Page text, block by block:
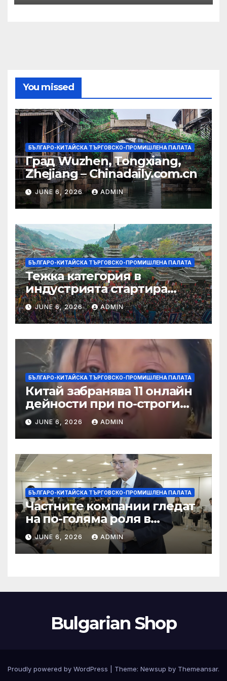
You missed
БЪЛГАРО-КИТАЙСКА ТЪРГОВСКО-ПРОМИШЛЕНА ПАЛАТА
Град Wuzhen, Tongxiang,
Zhejiang – Chinadaily.com.cn
JUNE 6, 2026 ADMIN
БЪЛГАРО-КИТАЙСКА ТЪРГОВСКО-ПРОМИШЛЕНА ПАЛАТА
Тежка категория в
индустрията стартира
алианс за космическа
слънчева енергия
JUNE 6, 2026 ADMIN
БЪЛГАРО-КИТАЙСКА ТЪРГОВСКО-ПРОМИШЛЕНА ПАЛАТА
Китай забранява 11 онлайн
дейности при по-строги
правила за ограничаване на
слуховете и
кибернасилниците
JUNE 6, 2026 ADMIN
БЪЛГАРО-КИТАЙСКА ТЪРГОВСКО-ПРОМИШЛЕНА ПАЛАТА
Частните компании гледат
на по-голяма роля в
стратегическата
енергетика
JUNE 6, 2026 ADMIN
Bulgarian Shop
Proudly powered by WordPress Theme: Newsup by Themeansar.